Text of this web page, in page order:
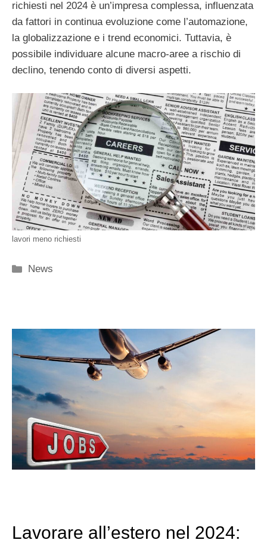
richiesti nel 2024 è un’impresa complessa, influenzata
da fattori in continua evoluzione come l’automazione,
la globalizzazione e i trend economici. Tuttavia, è
possibile individuare alcune macro-aree a rischio di
declino, tenendo conto di diversi aspetti.
lavori meno richiesti
Categorie
News
Lavorare all’estero nel 2024: